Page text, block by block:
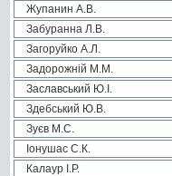
Жупанин А.В.
Забуранна Л.В.
Загоруйко А.Л.
Задорожній М.М.
Заславський Ю.І.
Здебський Ю.В.
Зуєв М.С.
Іонушас С.К.
Калаур І.Р.